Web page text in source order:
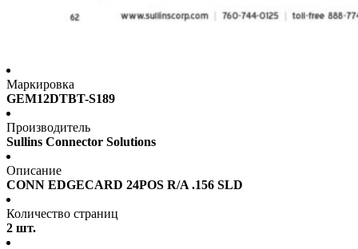
Маркировка
GEM12DTBT-S189
Производитель
Sullins Connector Solutions
Описание
CONN EDGECARD 24POS R/A .156 SLD
Количество страниц
2 шт.